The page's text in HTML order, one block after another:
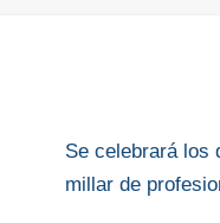
Se celebrará los
millar de